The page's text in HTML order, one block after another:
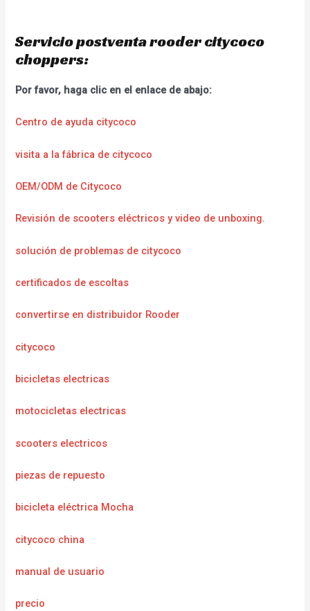
Servicio postventa rooder citycoco
choppers:
Por favor, haga clic en el enlace de abajo:
Centro de ayuda citycoco
visita a la fábrica de citycoco
OEM/ODM de Citycoco
Revisión de scooters eléctricos y video de unboxing.
solución de problemas de citycoco
certificados de escoltas
convertirse en distribuidor Rooder
citycoco
bicicletas electricas
motocicletas electricas
scooters electricos
piezas de repuesto
bicicleta eléctrica Mocha
citycoco china
manual de usuario
precio